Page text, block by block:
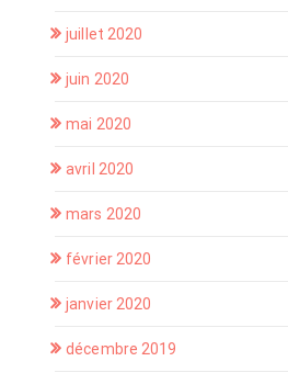
juillet 2020
juin 2020
mai 2020
avril 2020
mars 2020
février 2020
janvier 2020
décembre 2019